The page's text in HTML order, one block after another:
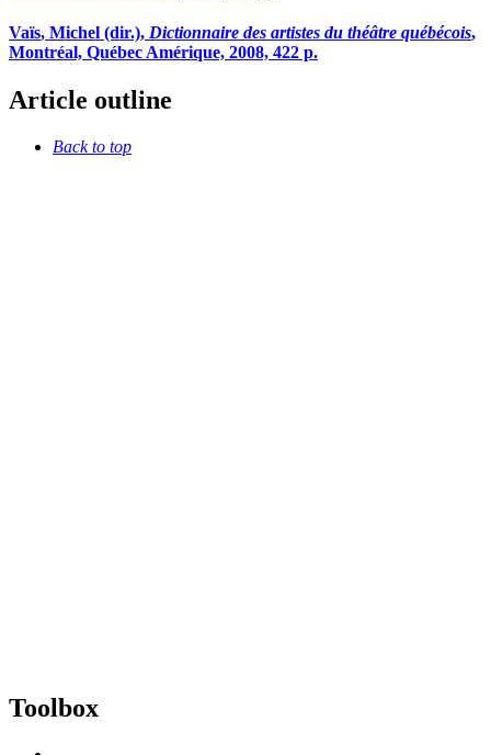
Vaïs, Michel (dir.), Dictionnaire des artistes du théâtre québécois,
Montréal, Québec Amérique, 2008, 422 p.
Article outline
Back to top
Toolbox